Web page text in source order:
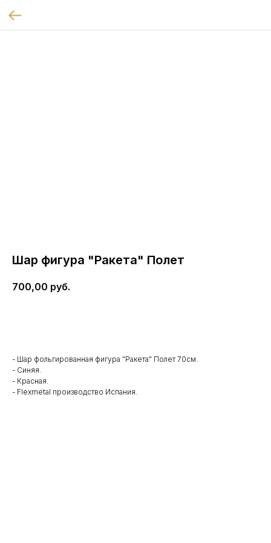
Шар фигура "Ракета" Полет
700,00 руб.
- Шар фольгированная фигура "Ракета" Полет 70см.
- Синяя.
- Красная.
- Flexmetal производство Испания.